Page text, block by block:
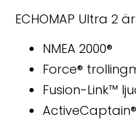
ECHOMAP Ultra 2
NMEA 2000®
Force®
Fusion-Link™